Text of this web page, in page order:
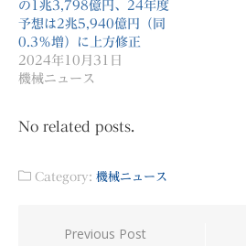
の1兆3,798億円、24年度
予想は2兆5,940億円（同
0.3％増）に上方修正
2024年10月31日
機械ニュース
No related posts.
Category: 機械ニュース
Previous Post